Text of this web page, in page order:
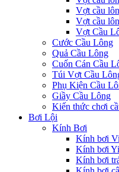
Vợt cầu
Vợt cầu
Vợt Cầu
Cước Cầu Lông
Quả Cầu Lông
Cuốn Cán Cầu
Túi Vợt Cầu
Phụ Kiện Cầu
Giầy Cầu Lông
Kiến thức chơi
Bơi Lội
Kính Bơi
Kính bơi
Kính bơi
Kính bơi